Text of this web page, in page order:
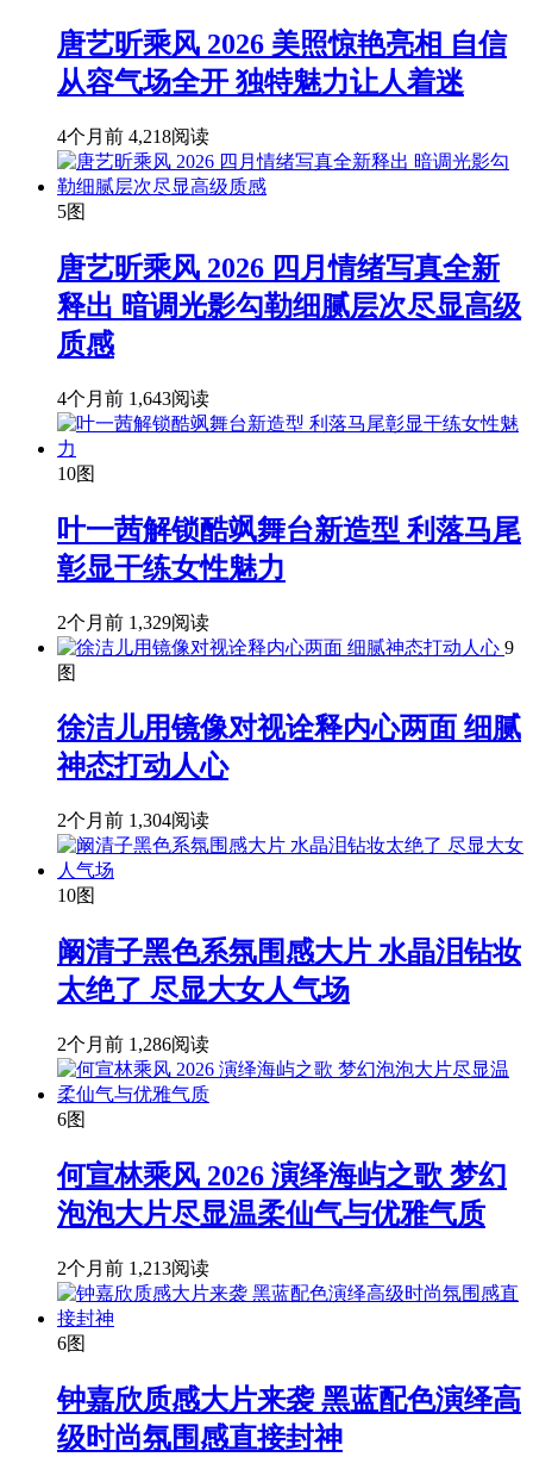
唐艺昕乘风 2026 美照惊艳亮相 自信
从容气场全开 独特魅力让人着迷
4个月前 4,218阅读
5图
唐艺昕乘风 2026 四月情绪写真全新
释出 暗调光影勾勒细腻层次尽显高级
质感
4个月前 1,643阅读
10图
叶一茜解锁酷飒舞台新造型 利落马尾
彰显干练女性魅力
2个月前 1,329阅读
9
图
徐洁儿用镜像对视诠释内心两面 细腻
神态打动人心
2个月前 1,304阅读
10图
阚清子黑色系氛围感大片 水晶泪钻妆
太绝了 尽显大女人气场
2个月前 1,286阅读
6图
何宣林乘风 2026 演绎海屿之歌 梦幻
泡泡大片尽显温柔仙气与优雅气质
2个月前 1,213阅读
6图
钟嘉欣质感大片来袭 黑蓝配色演绎高
级时尚氛围感直接封神